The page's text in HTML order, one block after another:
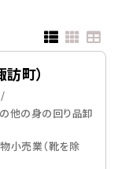
町）
他の身の回り品卸
小売業（靴を除